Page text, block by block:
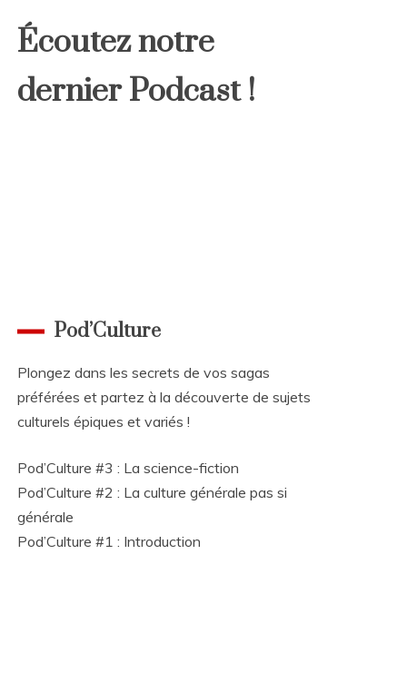
Écoutez notre
dernier Podcast !
Pod’Culture
Plongez dans les secrets de vos sagas
préférées et partez à la découverte de sujets
culturels épiques et variés !
Pod’Culture #3 : La science-fiction
Pod’Culture #2 : La culture générale pas si
générale
Pod’Culture #1 : Introduction